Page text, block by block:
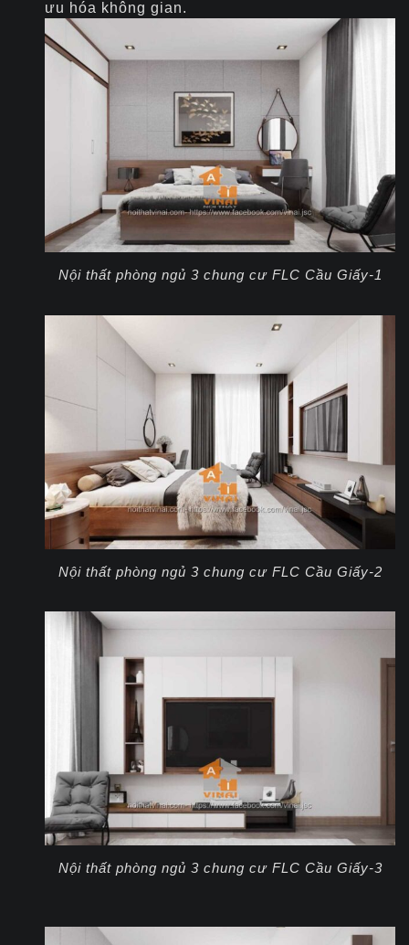
ưu hóa không gian.
Nội thất phòng ngủ 3 chung cư FLC Cầu Giấy-1
Nội thất phòng ngủ 3 chung cư FLC Cầu Giấy-2
Nội thất phòng ngủ 3 chung cư FLC Cầu Giấy-3